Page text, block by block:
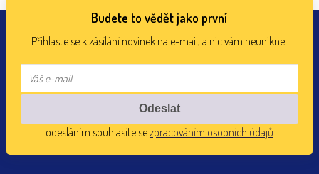
Budete to vědět jako první
Přihlaste se k zásílání novinek na e-mail, a nic vám neunikne.
odesláním souhlasíte sezpracováním osobních údajů